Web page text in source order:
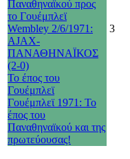
Παναθηναϊκού προς
το Γουέμπλεϊ
Wembley 2/6/1971:
AJAX-
ΠΑΝΑΘΗΝΑΪΚΟΣ
(2-0)
Το έπος του
Γουέμπλεϊ
Γουέμπλεϊ 1971: Το
έπος του
Παναθηναϊκού και της
πρωτεύουσας!
3